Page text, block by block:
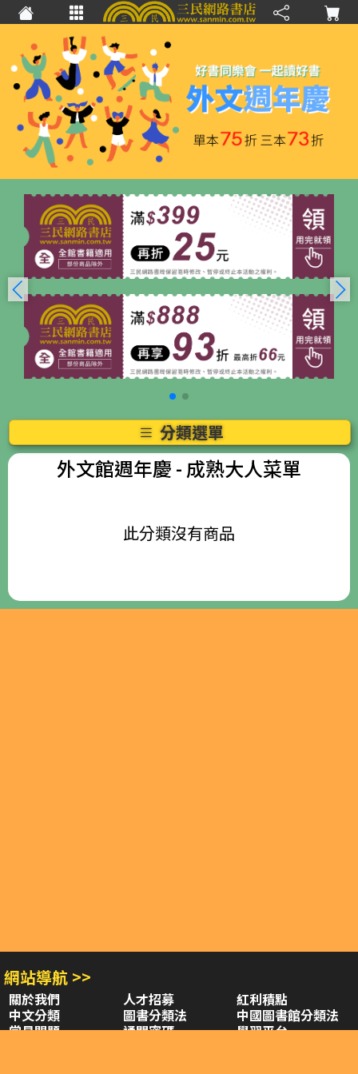
分類選單
外文館週年慶 - 成熟大人菜單
此分類沒有商品
網站導航 >>
關於我們 人才招募
紅利積點
中文分類
圖書分類法
中國圖書館分類法
常見問題
通關密碼
學習平台